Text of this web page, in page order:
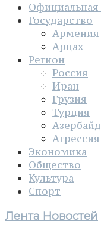
Официальная
Государство
Армения
Арцах
Регион
Россия
Иран
Грузия
Турция
Экономика
Общество
Культура
Спорт
Лента Новостей